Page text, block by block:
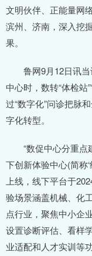
文明伙伴、正能量网
滨州、济南，深入挖
果。
鲁网9月12日讯当
中心时，数转“体检站
过“数字化”问诊把脉
字化转型。
“数促中心分重点
下创新体验中心(简称
上线，线下平台于
验场景涵盖机械、化
点行业，聚焦中小企
设置诊断评估、看样
业适配和人才实训等